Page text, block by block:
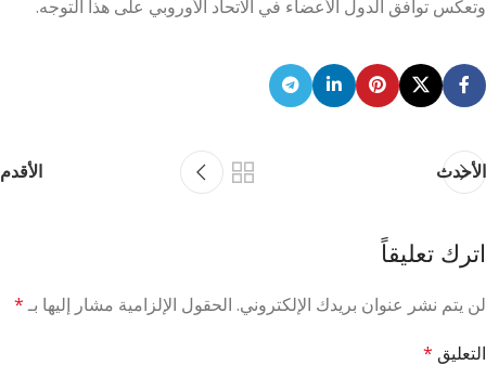
وتعكس توافق الدول الأعضاء في الاتحاد الأوروبي على هذا التوجه.
الأحدث الأقدم
اترك تعليقاً
لن يتم نشر عنوان بريدك الإلكتروني. الحقول الإلزامية مشار إليها بـ *
التعليق *